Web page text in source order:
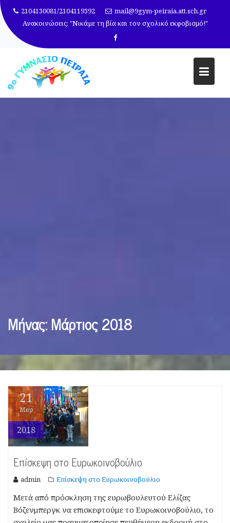
Μεταπηδήστε
στο
περιεχόμενο
2104130081/2104119392
mail@9gym-peiraia.att.sch.gr
Ανακοινώσεις: "Νικάμε τη βία και τον σχολικό εκφοβισμό!"
Μήνας:Μάρτιος 2018
21
Μαρ
2018
Επίσκεψη στο Ευρωκοινοβούλιο
admin Επίσκεψη στο Ευρωκοινοβούλιο
Μετά από πρόσκληση της ευρωβουλευτού Ελίζας
Βόζενμπεργκ να επισκεφτούμε το Ευρωκοινοβούλιο, το